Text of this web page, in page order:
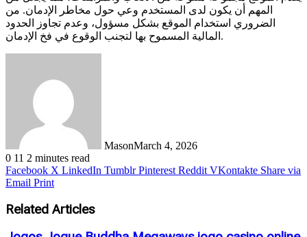
المهم أن يكون لدى المستخدم وعي حول مخاطر الإدمان. من
الضروري استخدام الموقع بشكل مسؤول، وعدم تجاوز الحدود
المالية المسموح بها لتجنب الوقوع في فخ الإدمان.
MasonMarch 4, 2026
0 11 2 minutes read
Facebook X LinkedIn Tumblr Pinterest Reddit VKontakte Share via
Email Print
Related Articles